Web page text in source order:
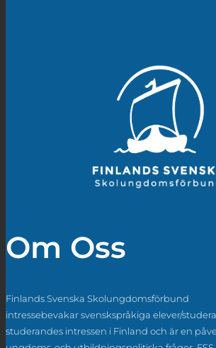
Om Oss
Finlands Svenska Skolungdomsförbund
intressebevakar svenskspråkiga elever/
studerandes intressen i Finland och är en